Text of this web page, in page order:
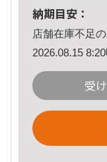
納期目安：
店舗在庫不足
2026.08.15
受